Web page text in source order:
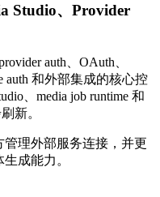
Studio、Provider
auth、OAuth、
auth 和外部集成的核心控
、media job runtime 和
新。
管理外部服务连接，并更
成能力。